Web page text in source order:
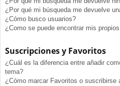
¿Por qué mi búsqueda me devuelve
¿Cómo busco usuarios?
¿Como se puede encontrar mis
Suscripciones y Favoritos
¿Cuál es la diferencia entre añadir
tema?
¿Cómo marcar Favoritos o